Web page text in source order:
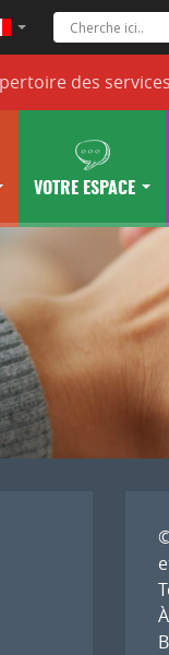
des services
VOTRE ESPACE